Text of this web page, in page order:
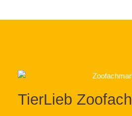
TierLieb